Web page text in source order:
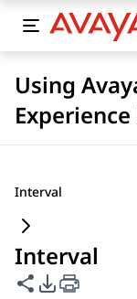
Using
Interval
Interval
共享此页面
PDF 导出选项